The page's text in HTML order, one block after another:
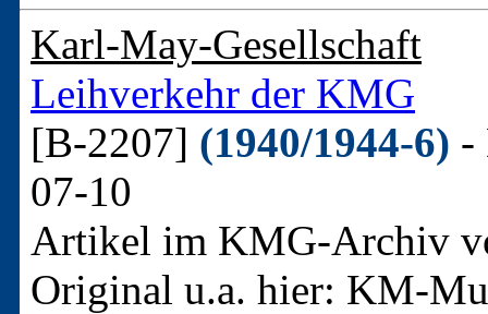
Karl-May-Gesellschaft
Leihverkehr der KMG
[B-2207] (1940/1944-6) -
07-10
Artikel im KMG-Archiv
Original u.a. hier: KM-